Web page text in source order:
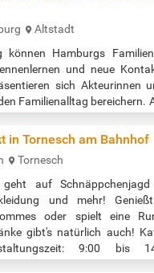
Altstadt
können Hamburgs
und neue
sich Akteurinnen
Familienalltag bereichern.
in Tornesch am Bahnhof
Tornesch
auf Schnäppchenjagd
und mehr!
oder spielt eine
gibt's natürlich auch!
9:00 bis